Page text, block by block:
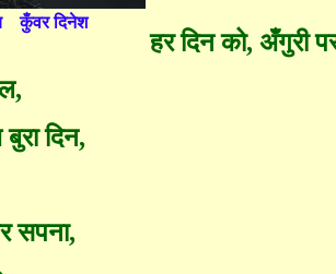
कुँवर दिनेश
हर दिन को, अँगुरी
,
दिन,
सपना,